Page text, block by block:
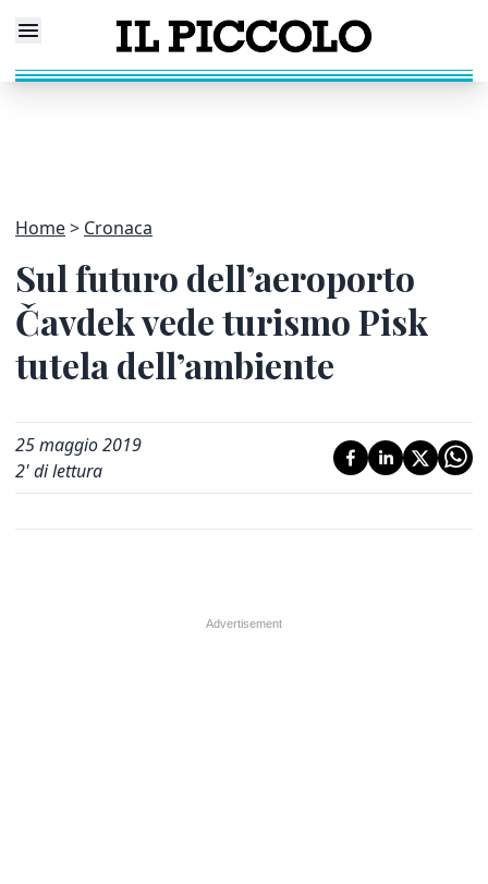
Home Cronaca
Sul futuro dell’aeroporto
Čavdek vede turismo Pisk
tutela dell’ambiente
25 maggio 2019
2' di lettura